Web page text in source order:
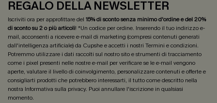
REGALO DELLA NEWSLETTER
Iscriviti ora per approfittare del 15% di sconto senza minimo d'ordine e del 20%
di sconto su 2 o più articoli! *Un codice per ordine. Inserendo il tuo indirizzo e-
mail, acconsenti a ricevere e-mail di marketing (compresi contenuti generati
dall'intelligenza artificiale) da Cupshe e accetti i nostri Termini e condizioni.
Potremmo utilizzare i dati raccolti sul nostro sito e strumenti di tracciamento
come i pixel presenti nelle nostre e-mail per verificare se le e-mail vengono
aperte, valutare il livello di coinvolgimento, personalizzare contenuti e offerte e
consigliarti prodotti che potrebbero interessarti, il tutto come descritto nella
nostra Informativa sulla privacy. Puoi annullare l'iscrizione in qualsiasi
momento.